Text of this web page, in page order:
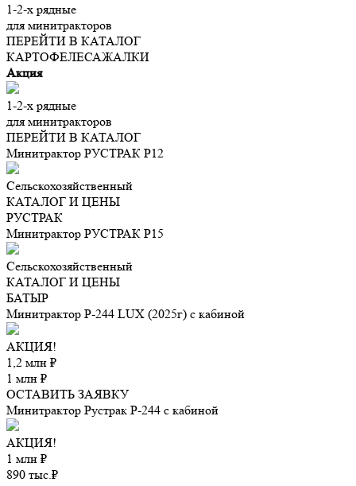
1-2-х рядные
для минитракторов
ПЕРЕЙТИ В КАТАЛОГ
КАРТОФЕЛЕСАЖАЛКИ
Акция
1-2-х рядные
для минитракторов
ПЕРЕЙТИ В КАТАЛОГ
Минитрактор РУСТРАК Р12
Сельскохозяйственный
КАТАЛОГ И ЦЕНЫ
РУСТРАК
Минитрактор РУСТРАК Р15
Сельскохозяйственный
КАТАЛОГ И ЦЕНЫ
БАТЫР
Минитрактор Р-244 LUX (2025г) с кабиной
АКЦИЯ!
1,2 млн ₽
1 млн ₽
ОСТАВИТЬ ЗАЯВКУ
Минитрактор Рустрак Р-244 с кабиной
АКЦИЯ!
1 млн ₽
890 тыс.₽